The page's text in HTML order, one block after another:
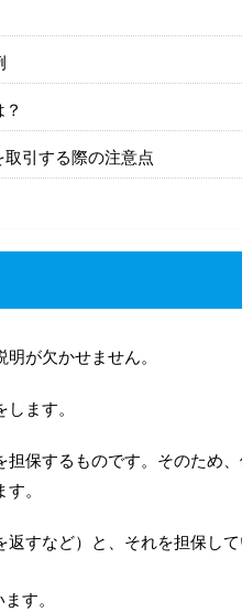
引する際の注意点
が欠かせません。
ます。
保するものです。そのため
。
すなど）と、それを担保して
す。